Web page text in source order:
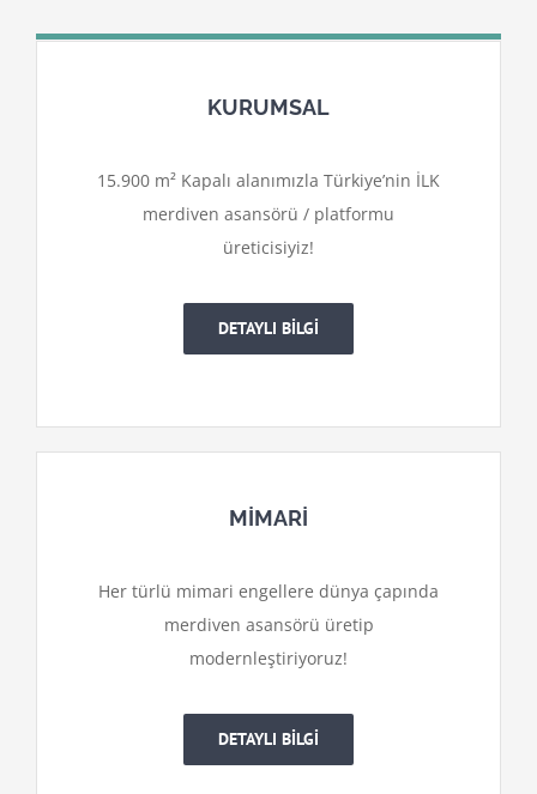
KURUMSAL
15.900 m² Kapalı alanımızla Türkiye’nin İLK
merdiven asansörü / platformu
üreticisiyiz!
DETAYLI BİLGİ
MİMARİ
Her türlü mimari engellere dünya çapında
merdiven asansörü üretip
modernleştiriyoruz!
DETAYLI BİLGİ